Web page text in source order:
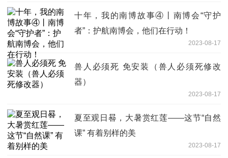
十年，我的南博故事④丨南博会“守护
者”：护航南博会，他们在行动！
2023-08-17
兽人必须死 免安装（兽人必须死修改
器）
2023-08-17
夏至观日晷，大暑赏红莲——这节“自然
课” 有着别样的美
2023-08-17